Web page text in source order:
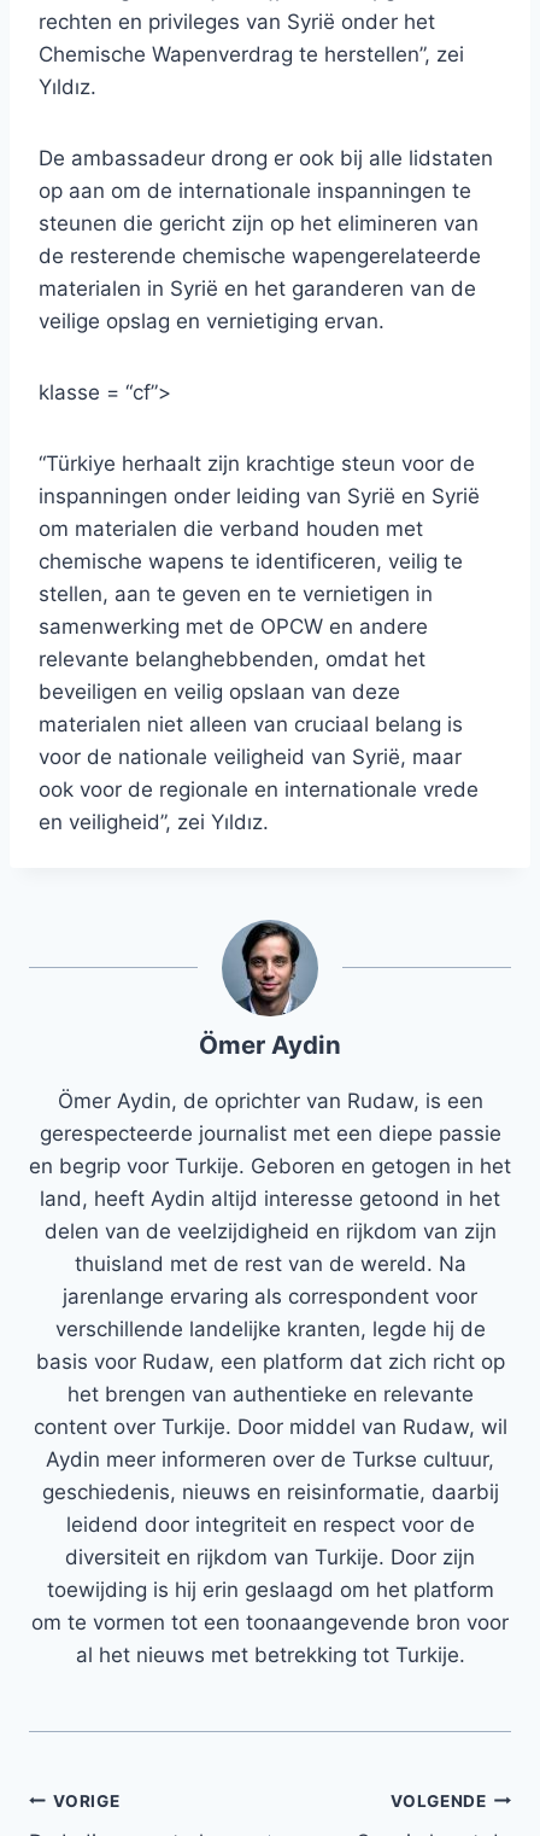
rechten en privileges van Syrië onder het
Chemische Wapenverdrag te herstellen”, zei
Yıldız.
De ambassadeur drong er ook bij alle lidstaten
op aan om de internationale inspanningen te
steunen die gericht zijn op het elimineren van
de resterende chemische wapengerelateerde
materialen in Syrië en het garanderen van de
veilige opslag en vernietiging ervan.
klasse = “cf”>
“Türkiye herhaalt zijn krachtige steun voor de
inspanningen onder leiding van Syrië en Syrië
om materialen die verband houden met
chemische wapens te identificeren, veilig te
stellen, aan te geven en te vernietigen in
samenwerking met de OPCW en andere
relevante belanghebbenden, omdat het
beveiligen en veilig opslaan van deze
materialen niet alleen van cruciaal belang is
voor de nationale veiligheid van Syrië, maar
ook voor de regionale en internationale vrede
en veiligheid”, zei Yıldız.
Ömer Aydin
Ömer Aydin, de oprichter van Rudaw, is een
gerespecteerde journalist met een diepe passie
en begrip voor Turkije. Geboren en getogen in het
land, heeft Aydin altijd interesse getoond in het
delen van de veelzijdigheid en rijkdom van zijn
thuisland met de rest van de wereld. Na
jarenlange ervaring als correspondent voor
verschillende landelijke kranten, legde hij de
basis voor Rudaw, een platform dat zich richt op
het brengen van authentieke en relevante
content over Turkije. Door middel van Rudaw, wil
Aydin meer informeren over de Turkse cultuur,
geschiedenis, nieuws en reisinformatie, daarbij
leidend door integriteit en respect voor de
diversiteit en rijkdom van Turkije. Door zijn
toewijding is hij erin geslaagd om het platform
om te vormen tot een toonaangevende bron voor
al het nieuws met betrekking tot Turkije.
Bericht
VORIGE VOLGENDE